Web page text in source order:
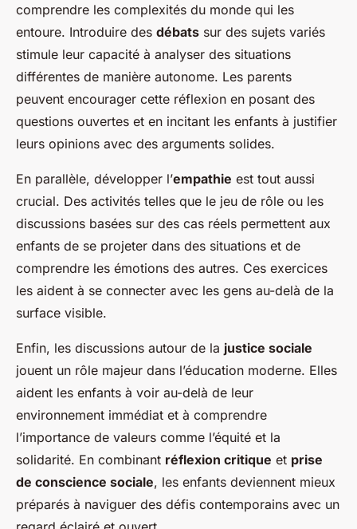
comprendre les complexités du monde qui les
entoure. Introduire des débats sur des sujets variés
stimule leur capacité à analyser des situations
différentes de manière autonome. Les parents
peuvent encourager cette réflexion en posant des
questions ouvertes et en incitant les enfants à justifier
leurs opinions avec des arguments solides.
En parallèle, développer l’empathie est tout aussi
crucial. Des activités telles que le jeu de rôle ou les
discussions basées sur des cas réels permettent aux
enfants de se projeter dans des situations et de
comprendre les émotions des autres. Ces exercices
les aident à se connecter avec les gens au-delà de la
surface visible.
Enfin, les discussions autour de la justice sociale
jouent un rôle majeur dans l’éducation moderne. Elles
aident les enfants à voir au-delà de leur
environnement immédiat et à comprendre
l’importance de valeurs comme l’équité et la
solidarité. En combinant réflexion critique et prise
de conscience sociale, les enfants deviennent mieux
préparés à naviguer des défis contemporains avec un